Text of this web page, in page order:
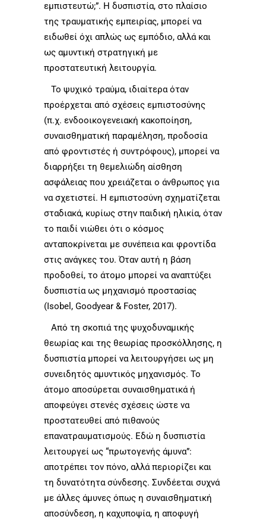
εμπιστευτώ;”. Η δυσπιστία, στο πλαίσιο
της τραυματικής εμπειρίας, μπορεί να
ειδωθεί όχι απλώς ως εμπόδιο, αλλά και
ως αμυντική στρατηγική με
προστατευτική λειτουργία.
Το ψυχικό τραύμα, ιδιαίτερα όταν
προέρχεται από σχέσεις εμπιστοσύνης
(π.χ. ενδοοικογενειακή κακοποίηση,
συναισθηματική παραμέληση, προδοσία
από φροντιστές ή συντρόφους), μπορεί να
διαρρήξει τη θεμελιώδη αίσθηση
ασφάλειας που χρειάζεται ο άνθρωπος για
να σχετιστεί. Η εμπιστοσύνη σχηματίζεται
σταδιακά, κυρίως στην παιδική ηλικία, όταν
το παιδί νιώθει ότι ο κόσμος
ανταποκρίνεται με συνέπεια και φροντίδα
στις ανάγκες του. Όταν αυτή η βάση
προδοθεί, το άτομο μπορεί να αναπτύξει
δυσπιστία ως μηχανισμό προστασίας
(Isobel, Goodyear & Foster, 2017).
Από τη σκοπιά της ψυχοδυναμικής
θεωρίας και της θεωρίας προσκόλλησης, η
δυσπιστία μπορεί να λειτουργήσει ως μη
συνειδητός αμυντικός μηχανισμός. Το
άτομο αποσύρεται συναισθηματικά ή
αποφεύγει στενές σχέσεις ώστε να
προστατευθεί από πιθανούς
επανατραυματισμούς. Εδώ η δυσπιστία
λειτουργεί ως “πρωτογενής άμυνα”:
αποτρέπει τον πόνο, αλλά περιορίζει και
τη δυνατότητα σύνδεσης. Συνδέεται συχνά
με άλλες άμυνες όπως η συναισθηματική
αποσύνδεση, η καχυποψία, η αποφυγή